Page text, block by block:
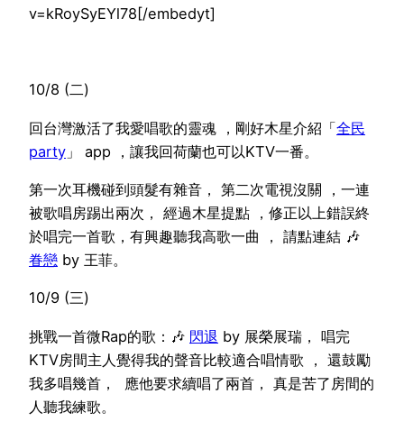
v=kRoySyEYl78[/embedyt]
10/8 (二)
回台灣激活了我愛唱歌的靈魂 ，剛好木星介紹「全民
party 」 app ，讓我回荷蘭也可以KTV一番。
第一次耳機碰到頭髮有雜音， 第二次電視沒關 ，一連
被歌唱房踢出兩次， 經過木星提點 ，修正以上錯誤終
於唱完一首歌，有興趣聽我高歌一曲 ， 請點連結 🎶
眷戀 by 王菲。
10/9 (三)
挑戰一首微Rap的歌：🎶 閃退 by 展榮展瑞， 唱完
KTV房間主人覺得我的聲音比較適合唱情歌 ， 還鼓勵
我多唱幾首， 應他要求續唱了兩首， 真是苦了房間的
人聽我練歌。